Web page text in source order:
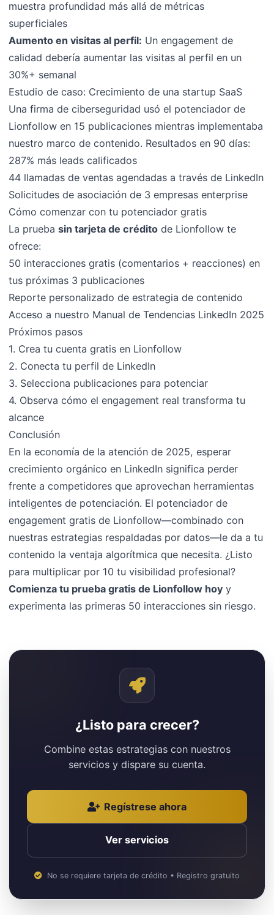
muestra profundidad más allá de métricas
superficiales
Aumento en visitas al perfil: Un engagement de
calidad debería aumentar las visitas al perfil en un
30%+ semanal
Estudio de caso: Crecimiento de una startup SaaS
Una firma de ciberseguridad usó el potenciador de
Lionfollow en 15 publicaciones mientras implementaba
nuestro marco de contenido. Resultados en 90 días:
287% más leads calificados
44 llamadas de ventas agendadas a través de LinkedIn
Solicitudes de asociación de 3 empresas enterprise
Cómo comenzar con tu potenciador gratis
La pruebasin tarjeta de crédito de Lionfollow te
ofrece:
50 interacciones gratis (comentarios + reacciones) en
tus próximas 3 publicaciones
Reporte personalizado de estrategia de contenido
Acceso a nuestro Manual de Tendencias LinkedIn 2025
Próximos pasos
1. Crea tu cuenta gratis en Lionfollow
2. Conecta tu perfil de LinkedIn
3. Selecciona publicaciones para potenciar
4. Observa cómo el engagement real transforma tu
alcance
Conclusión
En la economía de la atención de 2025, esperar
crecimiento orgánico en LinkedIn significa perder
frente a competidores que aprovechan herramientas
inteligentes de potenciación. El potenciador de
engagement gratis de Lionfollow—combinado con
nuestras estrategias respaldadas por datos—le da a tu
contenido la ventaja algorítmica que necesita. ¿Listo
para multiplicar por 10 tu visibilidad profesional?
Comienza tu prueba gratis de Lionfollow hoy y
experimenta las primeras 50 interacciones sin riesgo.
¿Listo para crecer?
Combine estas estrategias con nuestros
servicios y dispare su cuenta.
Regístrese ahora
Ver servicios
No se requiere tarjeta de crédito • Registro gratuito